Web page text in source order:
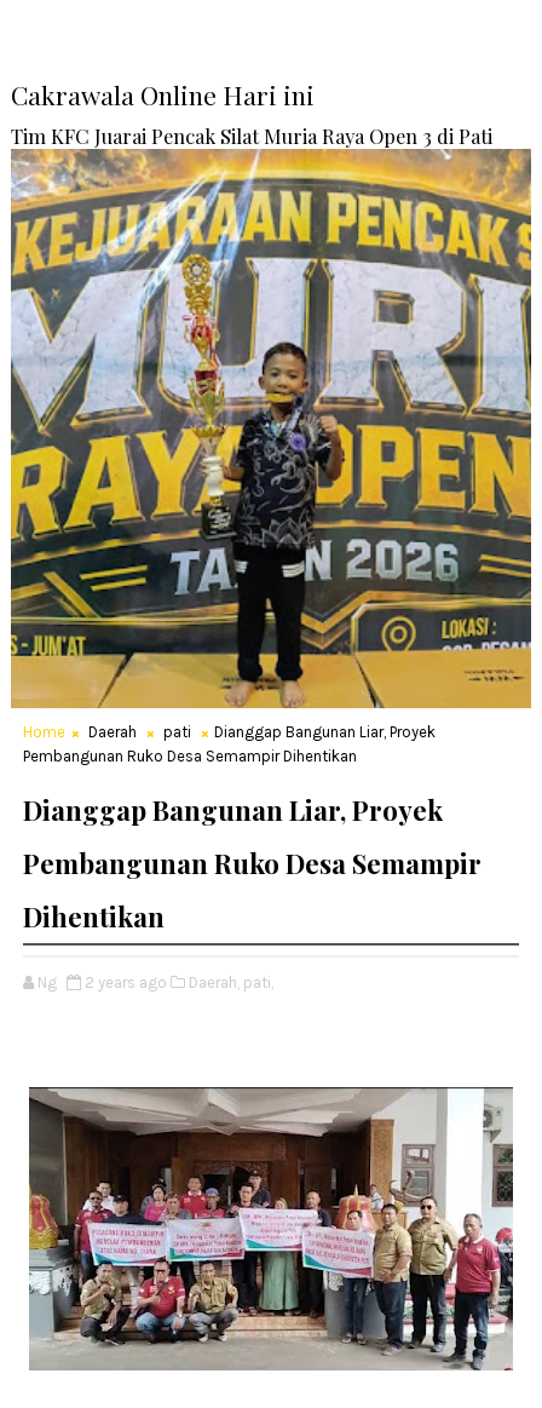
Cakrawala Online Hari ini
Tim KFC Juarai Pencak Silat Muria Raya Open 3 di Pati
Home Daerah pati
Dianggap Bangunan Liar, Proyek
Pembangunan Ruko Desa Semampir Dihentikan
Dianggap Bangunan Liar, Proyek
Pembangunan Ruko Desa Semampir
Dihentikan
Ng 2 years ago Daerah, pati,